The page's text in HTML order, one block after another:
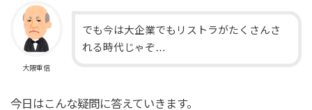
大隈重信
でも今は大企業でもリストラがたくさんさ
れる時代じゃぞ…
今日はこんな疑問に答えていきます。